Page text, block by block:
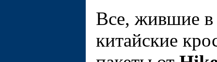
Все, жившие
китайские